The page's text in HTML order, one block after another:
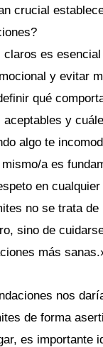
crucial
claros es
y evitar
qué
aceptables y
algo te
a es
en
no se trata de
sino de
más
nos
de forma
es importante